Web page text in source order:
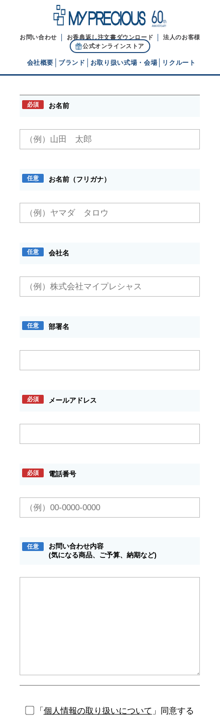
お問い合わせ お香典返し注文書ダウンロード
法人のお客様
公式オンラインストア
会社概要
ブランドヒストリー
ブランド お取り扱い式場・会場 リクルート
お問い合わせ
必須 お名前
任意 お名前（フリガナ）
任意 会社名
任意 部署名
必須 メールアドレス
必須 電話番号
任意
お問い合わせ内容
(気になる商品、ご予算、納期など)
「 個人情報の取り扱いについて 」同意する